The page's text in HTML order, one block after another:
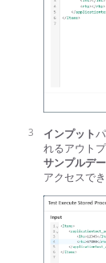
インプット
れるアウト
サンプルデ
アクセスで